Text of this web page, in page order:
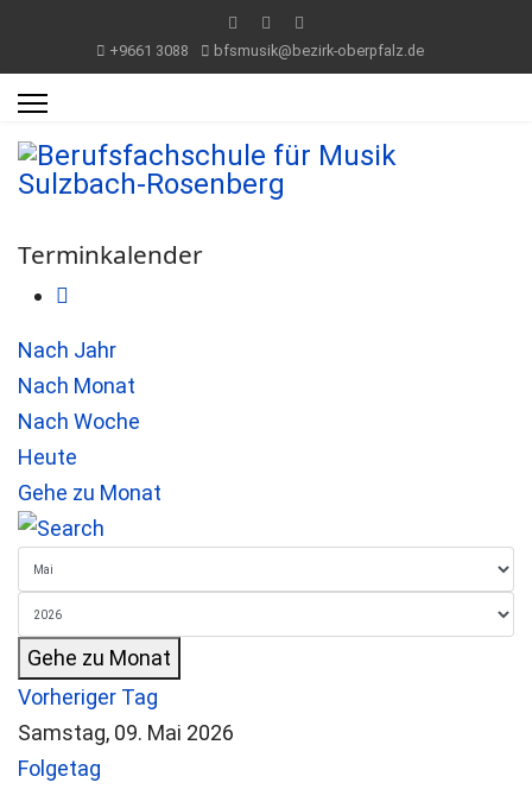
+9661 3088 bfsmusik@bezirk-oberpfalz.de
Terminkalender
Nach Jahr
Nach Monat
Nach Woche
Heute
Gehe zu Monat
Gehe zu Monat
Vorheriger Tag
Samstag, 09. Mai 2026
Folgetag